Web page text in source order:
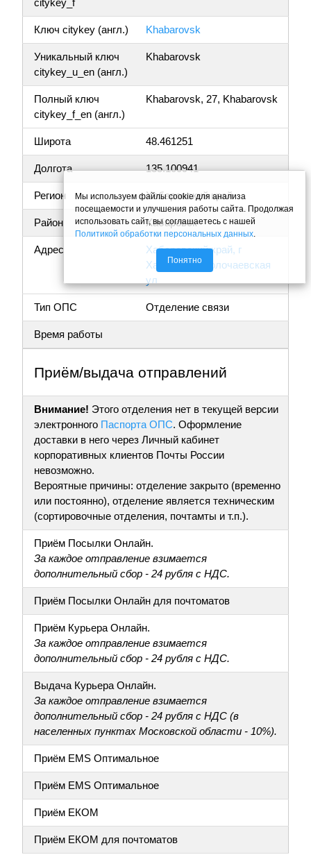
citykey_f
Ключ citykey (англ.) Khabarovsk
Уникальный ключ
citykey_u_en (англ.)
Khabarovsk
Полный ключ
citykey_f_en (англ.)
Khabarovsk, 27, Khabarovsk
Широта 48.461251
Долгота 135.100941
Регион Хабаровский край
Район Хабаровск
Адрес
Хабаровский край, г
Хабаровск, Волочаевская
ул
Тип ОПС Отделение связи
Время работы
Приём/выдача отправлений
Внимание! Этого отделения нет в текущей версии
электронного Паспорта ОПС. Оформление
доставки в него через Личный кабинет
корпоративных клиентов Почты России
невозможно.
Вероятные причины: отделение закрыто (временно
или постоянно), отделение является техническим
(сортировочные отделения, почтамты и т.п.).
Приём Посылки Онлайн.
За каждое отправление взимается
дополнительный сбор - 24 рубля с НДС.
Приём Посылки Онлайн для почтоматов
Приём Курьера Онлайн.
За каждое отправление взимается
дополнительный сбор - 24 рубля с НДС.
Выдача Курьера Онлайн.
За каждое отправление взимается
дополнительный сбор - 24 рубля с НДС (в
населенных пунктах Московской области - 10%).
Приём EMS Оптимальное
Приём EMS Оптимальное
Приём ЕКОМ
Приём ЕКОМ для почтоматов
Мы используем файлы cookie для анализа
посещаемости и улучшения работы сайта. Продолжая
использовать сайт, вы соглашаетесь с нашей
Политикой обработки персональных данных.
Понятно